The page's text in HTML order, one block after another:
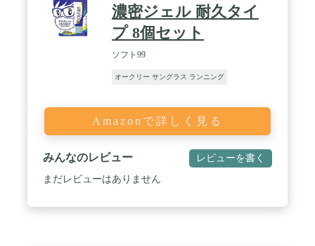
濃密ジェル 耐久タイ
プ 8個セット
ソフト99
オークリー サングラス ランニング
Amazonで詳しく見る
みんなのレビュー レビューを書く
まだレビューはありません